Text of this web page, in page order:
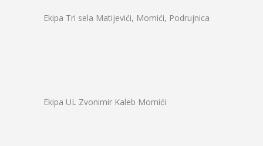
Ekipa Tri sela Matijevići, Momići, Podrujnica
Ekipa UL Zvonimir Kaleb Momići